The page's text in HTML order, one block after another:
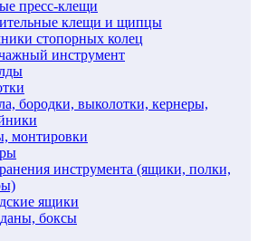
пресс-клещи
клещи и щипцы
стопорных колец
инструмент
бородки, выколотки, кернеры,
монтировки
инструмента (ящики, полки,
ящики
боксы